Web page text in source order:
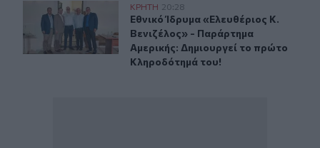
Εθνικό Ίδρυμα «Ελευθέριος Κ. Βενιζέλος» -
ΚΡΗΤΗ 20:28
Εθνικό Ίδρυμα «Ελευθέριος Κ.
Εθνικό Ίδρυμα «Ελευθέριος Κ.
Βενιζέλος» - Παράρτημα
Αμερικής: Δημιουργεί το πρώτο
Κληροδότημά του!